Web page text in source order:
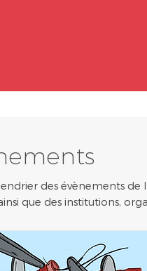
des évènements de
que des institutions,